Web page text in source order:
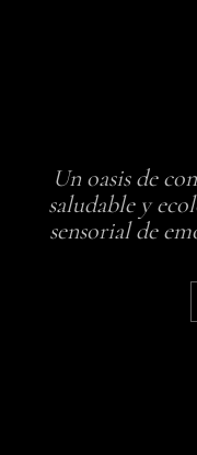
Un oasis de
saludable y
sensorial de